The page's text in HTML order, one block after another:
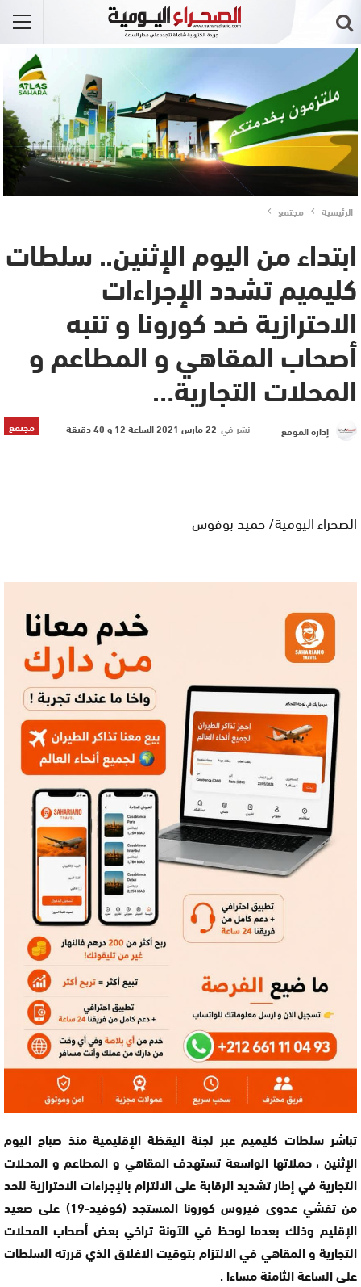
الرئيسية مجتمع
ابتداء من اليوم الإثنين.. سلطات
كليميم تشدد الإجراءات
الاحترازية ضد كورونا و تنبه
أصحاب المقاهي و المطاعم و
المحلات التجارية…
مجتمع إدارة الموقع نشر في 22 مارس 2021 الساعة 12 و 40 دقيقة
الصحراء اليومية/ حميد بوفوس
تباشر سلطات كليميم عبر لجنة اليقظة الإقليمية منذ صباح اليوم
الإثنين ، حملاتها الواسعة تستهدف المقاهي و المطاعم و المحلات
التجارية في إطار تشديد الرقابة على الالتزام بالإجراءات الاحترازية للحد
من تفشي عدوى فيروس كورونا المستجد (كوفيد-19) على صعيد
الإقليم وذلك بعدما لوحظ في الآونة تراخي بعض أصحاب المحلات
التجارية و المقاهي في الالتزام بتوقيت الاغلاق الذي قررته السلطات
على الساعة الثامنة مساءا .